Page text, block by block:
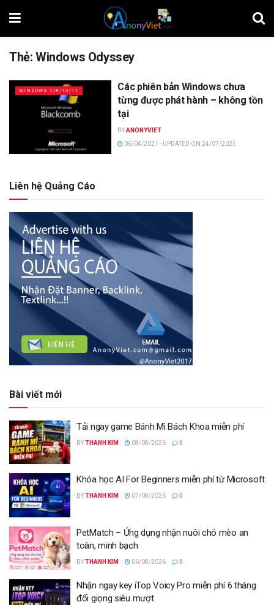
Thẻ:Windows Odyssey
WINDOWS 7/8/10/11
Các phiên bản Windows chưa
từng được phát hành – không tồn
tại
BYANONYVIET
06/04/2021 - UPDATED ON 24/07/2025
Liên hệ Quảng Cáo
Bài viết mới
Tải ngay game Bánh Mì Bách Khoa miễn phí
BYTHANH KIM 08/08/2026 0
Khóa học AI For Beginners miễn phí từ Microsoft
BYTHANH KIM 07/08/2026 0
PetMatch – Ứng dụng nhận nuôi chó mèo an
toàn, minh bạch
BYTHANH KIM 06/08/2026 0
Nhận ngay key iTop Voicy Pro miễn phí 6 tháng
đổi giọng siêu mượt